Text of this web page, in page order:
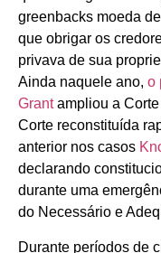
greenbacks moeda
que obrigar os
privava de sua
Ainda naquele ano, o
Grantampliou a Corte
Corte reconstituída
anterior nos casos
declarando
durante uma
do Necessário e
Durante períodos de